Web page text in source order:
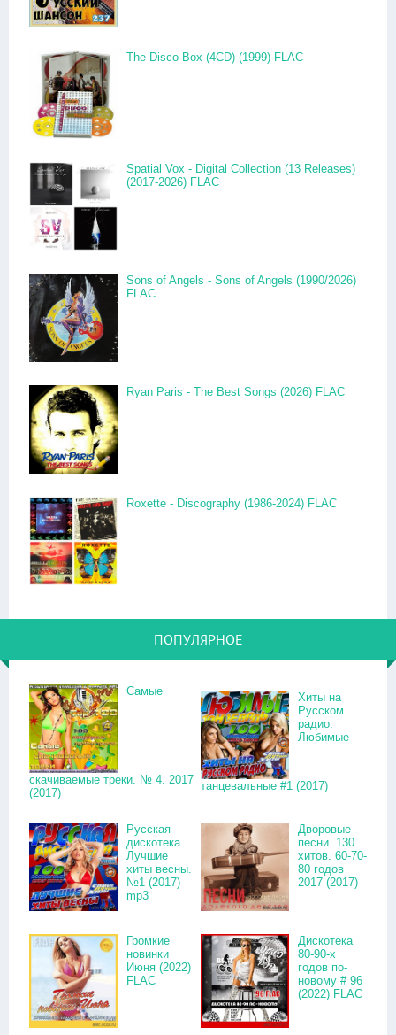
The Disco Box (4CD) (1999) FLAC
Spatial Vox - Digital Collection (13 Releases)
(2017-2026) FLAC
Sons of Angels - Sons of Angels (1990/2026)
FLAC
Ryan Paris - The Best Songs (2026) FLAC
Roxette - Discography (1986-2024) FLAC
ПОПУЛЯРНОЕ
Самые
скачиваемые треки. № 4. 2017
(2017)
Хиты на
Русском
радио.
Любимые
танцевальные #1 (2017)
Русская
дискотека.
Лучшие
хиты весны.
№1 (2017)
mp3
Дворовые
песни. 130
хитов. 60-70-
80 годов
2017 (2017)
Громкие
новинки
Июня (2022)
FLAC
Дискотека
80-90-х
годов по-
новому # 96
(2022) FLAC